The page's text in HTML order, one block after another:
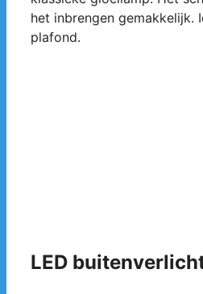
het inbrengen gemakkelijk.
plafond.
LED